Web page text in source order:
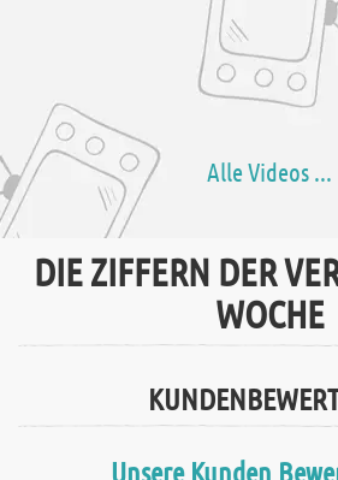
Alle Videos ...
DIE ZIFFERN DER
WOCHE
Unsere Kunden